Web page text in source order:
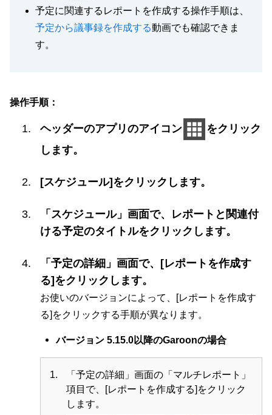
予定に関連するレポートを作成する操作手順は、
予定から議事録を作成する動画でも確認できま
す。
操作手順：
ヘッダーのアプリのアイコン
をクリック
します。
[スケジュール]をクリックします。
「スケジュール」画面で、レポートと関連付
ける予定のタイトルをクリックします。
「予定の詳細」画面で、[レポートを作成す
る]をクリックします。
お使いのバージョンによって、[レポートを作成す
る]をクリックする手順が異なります。
バージョン 5.15.0以降のGaroonの場合
「予定の詳細」画面の「マルチレポート」
項目で、[レポートを作成する]をクリック
します。